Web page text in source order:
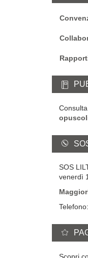
SOS
venerdì
Telefono: